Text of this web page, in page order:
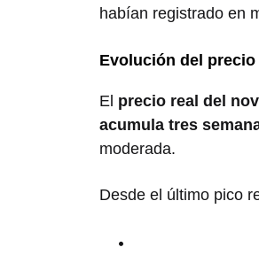
habían registrado en
Evolución del
El precio real del
acumula tres
moderada.
Desde el último pico